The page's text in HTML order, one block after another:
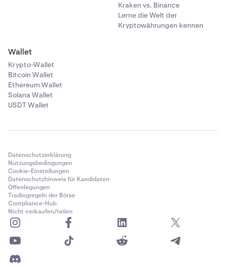
Kraken vs. Binance
Lerne die Welt der
Kryptowährungen kennen
Wallet
Krypto-Wallet
Bitcoin Wallet
Ethereum Wallet
Solana Wallet
USDT Wallet
Datenschutzerklärung
Nutzungsbedingungen
Cookie-Einstellungen
Datenschutzhinweis für Kandidaten
Offenlegungen
Tradingregeln der Börse
Compliance-Hub
Nicht verkaufen/teilen